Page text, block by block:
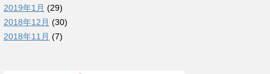
2019年1月 (29)
2018年12月 (30)
2018年11月 (7)